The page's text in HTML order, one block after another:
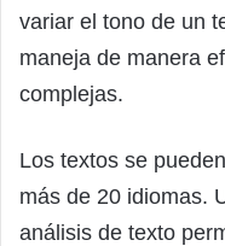
variar el tono de un
maneja de manera
complejas.
Los textos se
más de 20 idiomas.
análisis de texto